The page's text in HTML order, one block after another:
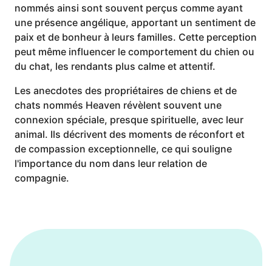
nommés ainsi sont souvent perçus comme ayant
une présence angélique, apportant un sentiment de
paix et de bonheur à leurs familles. Cette perception
peut même influencer le comportement du chien ou
du chat, les rendants plus calme et attentif.
Les anecdotes des propriétaires de chiens et de
chats nommés Heaven révèlent souvent une
connexion spéciale, presque spirituelle, avec leur
animal. Ils décrivent des moments de réconfort et
de compassion exceptionnelle, ce qui souligne
l'importance du nom dans leur relation de
compagnie.